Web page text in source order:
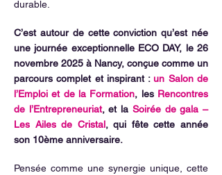
durable.
C’est autour de cette conviction qu’est née
une journée exceptionnelle ECO DAY, le 26
novembre 2025 à Nancy, conçue comme un
parcours complet et inspirant : un Salon de
l’Emploi et de la Formation, les Rencontres
de l’Entrepreneuriat, et la Soirée de gala –
Les Ailes de Cristal, qui fête cette année
son 10ème anniversaire.
Pensée comme une synergie unique, cette